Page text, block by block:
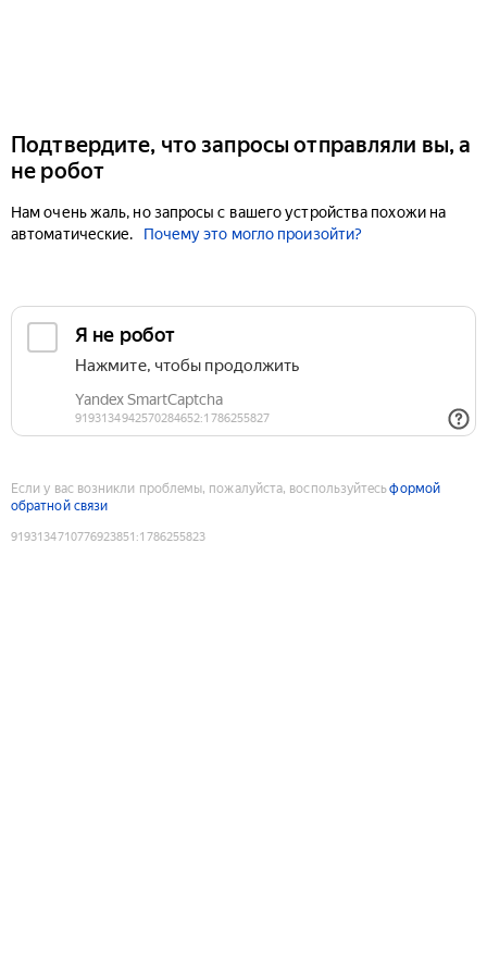
Подтвердите, что запросы отправляли вы, а
не робот
Нам очень жаль, но запросы с вашего устройства похожи на
автоматические.
Почему это могло произойти?
Если у вас возникли проблемы, пожалуйста, воспользуйтесьформой
обратной связи
9193134710776923851 :1786255823